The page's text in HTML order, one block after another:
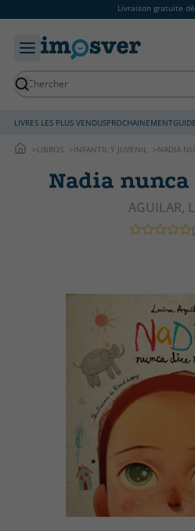
Livraison gratuite
LIVRES LES PLUS VENDUSPROCHAINEMENT
LIBROS INFANTIL Y JUVENIL NADIA
Nadia
AGUILAR,